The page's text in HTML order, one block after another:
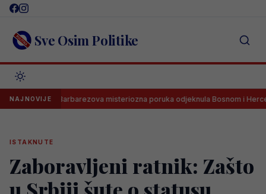
Skip
content Sve Osim Politike
NAJNOVIJE
Barbarezova misteriozna poruka odjeknula Bosnom i
ISTAKNUTE
Zaboravljeni ratnik: Zašto